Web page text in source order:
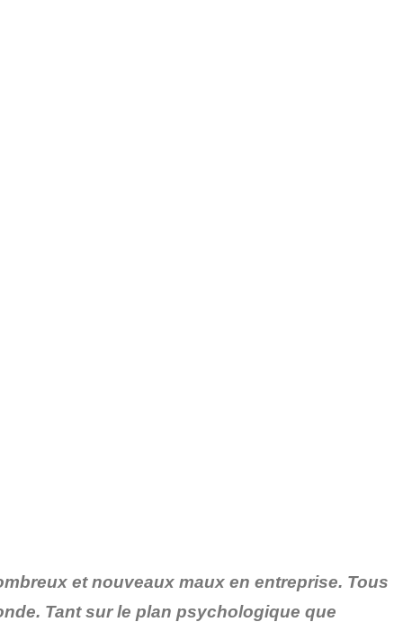
et nouveaux maux en entreprise. Tous
Tant sur le plan psychologique que